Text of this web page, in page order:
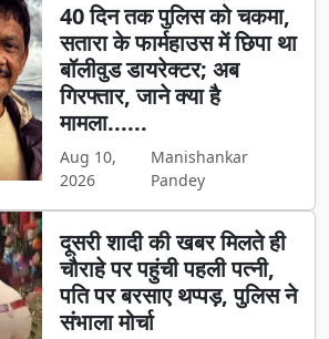
40 दिन तक पुलिस को चकमा,
सतारा के फार्महाउस में छिपा था
बॉलीवुड डायरेक्टर; अब
गिरफ्तार, जाने क्या है
मामला......
Aug 10,
2026
Manishankar
Pandey
दूसरी शादी की खबर मिलते ही
चौराहे पर पहुंची पहली पत्नी,
पति पर बरसाए थप्पड़, पुलिस ने
संभाला मोर्चा